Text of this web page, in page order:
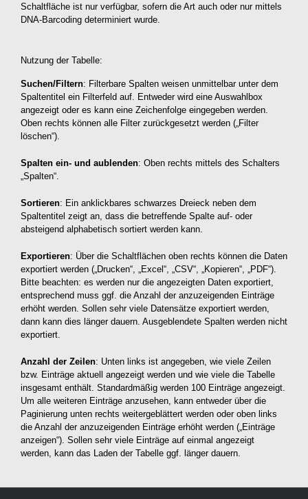
Schaltfläche ist nur verfügbar, sofern die Art auch oder nur mittels
DNA-Barcoding determiniert wurde.
Nutzung der Tabelle:
Suchen/Filtern: Filterbare Spalten weisen unmittelbar unter dem
Spaltentitel ein Filterfeld auf. Entweder wird eine Auswahlbox
angezeigt oder es kann eine Zeichenfolge eingegeben werden.
Oben rechts können alle Filter zurückgesetzt werden („Filter
löschen“).
Spalten ein- und aublenden: Oben rechts mittels des Schalters
„Spalten“.
Sortieren: Ein anklickbares schwarzes Dreieck neben dem
Spaltentitel zeigt an, dass die betreffende Spalte auf- oder
absteigend alphabetisch sortiert werden kann.
Exportieren: Über die Schaltflächen oben rechts können die Daten
exportiert werden („Drucken“, „Excel“, „CSV“, „Kopieren“, „PDF“).
Bitte beachten: es werden nur die angezeigten Daten exportiert,
entsprechend muss ggf. die Anzahl der anzuzeigenden Einträge
erhöht werden. Sollen sehr viele Datensätze exportiert werden,
dann kann dies länger dauern. Ausgeblendete Spalten werden nicht
exportiert.
Anzahl der Zeilen: Unten links ist angegeben, wie viele Zeilen
bzw. Einträge aktuell angezeigt werden und wie viele die Tabelle
insgesamt enthält. Standardmäßig werden 100 Einträge angezeigt.
Um alle weiteren Einträge anzusehen, kann entweder über die
Paginierung unten rechts weitergeblättert werden oder oben links
die Anzahl der anzuzeigenden Einträge erhöht werden („Einträge
anzeigen“). Sollen sehr viele Einträge auf einmal angezeigt
werden, kann das Laden der Tabelle ggf. länger dauern.